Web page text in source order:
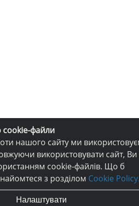
cookie-файли
нашого сайту ми
використовувати сайт, Ви
cookie-файлів. Що б
з розділом Cookie
Налаштувати